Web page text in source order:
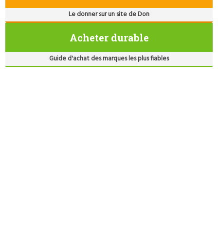
Le donner sur un site de Don
Acheter durable
Guide d'achat des marques les plus fiables